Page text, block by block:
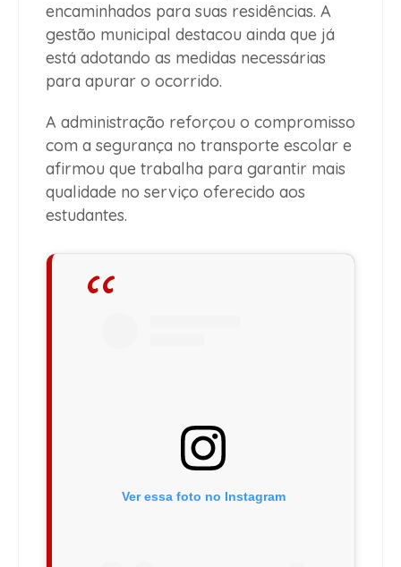
encaminhados para suas residências. A
gestão municipal destacou ainda que já
está adotando as medidas necessárias
para apurar o ocorrido.
A administração reforçou o compromisso
com a segurança no transporte escolar e
afirmou que trabalha para garantir mais
qualidade no serviço oferecido aos
estudantes.
Ver essa foto no Instagram